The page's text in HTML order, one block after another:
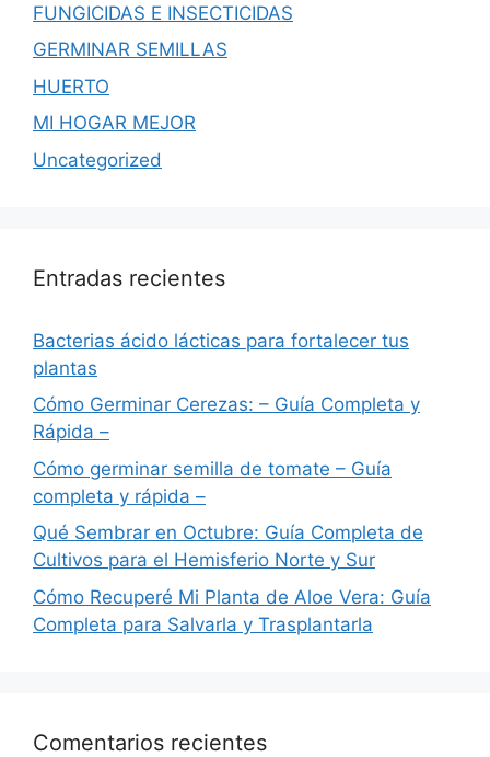
FUNGICIDAS E INSECTICIDAS
GERMINAR SEMILLAS
HUERTO
MI HOGAR MEJOR
Uncategorized
Entradas recientes
Bacterias ácido lácticas para fortalecer tus
plantas
Cómo Germinar Cerezas: – Guía Completa y
Rápida –
Cómo germinar semilla de tomate – Guía
completa y rápida –
Qué Sembrar en Octubre: Guía Completa de
Cultivos para el Hemisferio Norte y Sur
Cómo Recuperé Mi Planta de Aloe Vera: Guía
Completa para Salvarla y Trasplantarla
Comentarios recientes